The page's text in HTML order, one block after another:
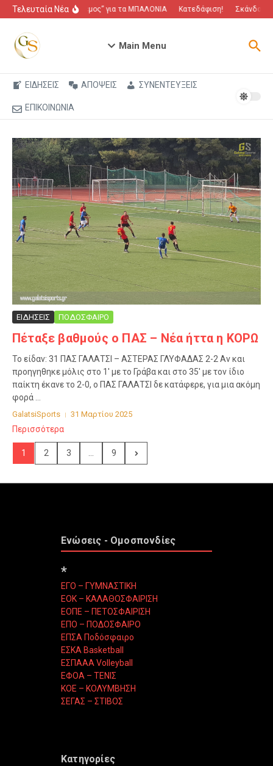
Μετάβαση στο περιεχόμενο
Τελευταία Νέα“Πόλεμος” για τα ΜΠΑΛΟΝΙΑ Κατεδάφιση! Σκάνδαλο
Main Menu
ΕΙΔΗΣΕΙΣ ΑΠΟΨΕΙΣ ΣΥΝΕΝΤΕΥΞΕΙΣ
ΕΠΙΚΟΙΝΩΝΙΑ
ΕΙΔΗΣΕΙΣ ΠΟΔΟΣΦΑΙΡΟ
Πέταξε βαθμούς ο ΠΑΣ – Νέα ήττα η ΚΟΡΩ
Το είδαν: 31 ΠΑΣ ΓΑΛΑΤΣΙ – ΑΣΤΕΡΑΣ ΓΛΥΦΑΔΑΣ 2-2 Αν και
προηγηθηκε μόλις στο 1′ με το Γράβα και στο 35′ με τον ίδιο
παίκτη έκανε το 2-0, ο ΠΑΣ ΓΑΛΑΤΣΙ δε κατάφερε, για μια ακόμη
φορά ...
GalatsiSports 31 Μαρτίου 2025
Περισσότερα
1 2 3 ... 9
Ενώσεις - Ομοσπονδίες
*
ΕΓΟ – ΓΥΜΝΑΣΤΙΚΗ
ΕΟΚ – ΚΑΛΑΘΟΣΦΑΙΡΙΣΗ
ΕΟΠΕ – ΠΕΤΟΣΦΑΙΡΙΣΗ
ΕΠΟ – ΠΟΔΟΣΦΑΙΡΟ
ΕΠΣΑ Ποδόσφαιρο
ΕΣΚΑ Basketball
ΕΣΠΑΑΑ Volleyball
ΕΦΟΑ – ΤΕΝΙΣ
ΚΟΕ – ΚΟΛΥΜΒΗΣΗ
ΣΕΓΑΣ – ΣΤΙΒΟΣ
Κατηγορίες